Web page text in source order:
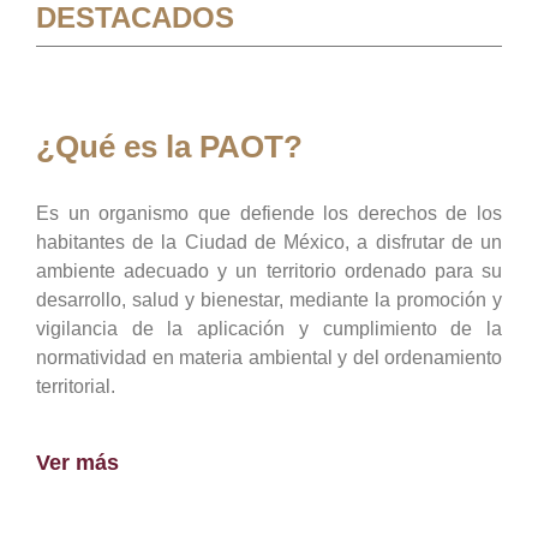
DESTACADOS
¿Qué es la PAOT?
Es un organismo que defiende los derechos de los
habitantes de la Ciudad de México, a disfrutar de un
ambiente adecuado y un territorio ordenado para su
desarrollo, salud y bienestar, mediante la promoción y
vigilancia de la aplicación y cumplimiento de la
normatividad en materia ambiental y del ordenamiento
territorial.
Ver más